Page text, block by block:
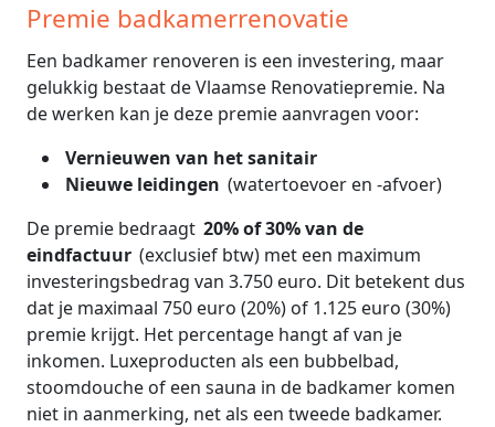
Premie badkamerrenovatie
Een badkamer renoveren is een investering, maar
gelukkig bestaat de Vlaamse Renovatiepremie. Na
de werken kan je deze premie aanvragen voor:
Vernieuwen van het sanitair
Nieuwe leidingen (watertoevoer en -afvoer)
De premie bedraagt 20% of 30% van de
eindfactuur (exclusief btw) met een maximum
investeringsbedrag van 3.750 euro. Dit betekent dus
dat je maximaal 750 euro (20%) of 1.125 euro (30%)
premie krijgt. Het percentage hangt af van je
inkomen. Luxeproducten als een bubbelbad,
stoomdouche of een sauna in de badkamer komen
niet in aanmerking, net als een tweede badkamer.